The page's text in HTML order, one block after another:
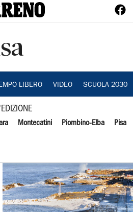
LIBERO VIDEO SCUOLA 2030
Montecatini Piombino-Elba Pisa